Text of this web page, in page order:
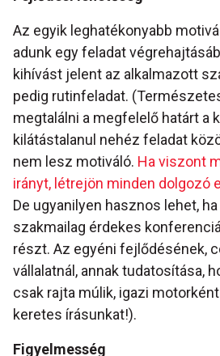
Az egyik leghatékonyabb
adunk egy feladat
kihívást jelent az alkalmazott
pedig rutinfeladat.
megtalálni a megfelelő határt a
kilátástalanul nehéz feladat
nem lesz motiváló. Ha viszont
irányt, létrejön minden dolgozó
De ugyanilyen hasznos lehet,
szakmailag érdekes
részt. Az egyéni fejlődésének,
vállalatnál, annak tudatosítása,
csak rajta múlik, igazi
keretes írásunkat!).
Figyelmesség